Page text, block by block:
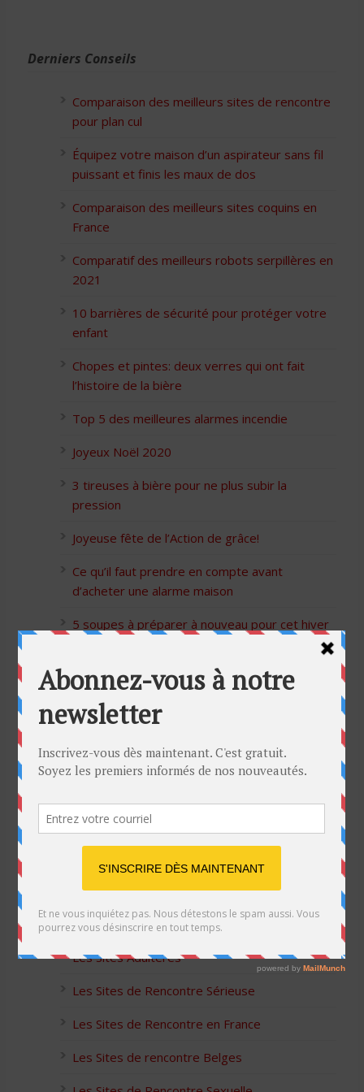
Derniers Conseils
Comparaison des meilleurs sites de rencontre
pour plan cul
Équipez votre maison d’un aspirateur sans fil
puissant et finis les maux de dos
Comparaison des meilleurs sites coquins en
France
Comparatif des meilleurs robots serpillères en
2021
10 barrières de sécurité pour protéger votre
enfant
Chopes et pintes: deux verres qui ont fait
l’histoire de la bière
Top 5 des meilleures alarmes incendie
Joyeux Noël 2020
3 tireuses à bière pour ne plus subir la
pression
Joyeuse fête de l’Action de grâce!
Ce qu’il faut prendre en compte avant
d’acheter une alarme maison
5 soupes à préparer à nouveau pour cet hiver
5 idées cadeaux Moulinex pour votre mère
pour l’Action de Grâce
Blague de café: Une femme infidèle trompe
son mari
Listes des Sites de Rencontre
Les Sites Libertins
Les Apps pour les Couples Échangistes
Les Sites Adultères
Les Sites de Rencontre Sérieuse
Les Sites de Rencontre en France
Les Sites de rencontre Belges